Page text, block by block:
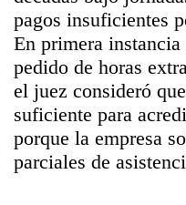
pagos insuficientes
En primera
pedido de horas
el juez consideró
suficiente para
porque la empresa
parciales de